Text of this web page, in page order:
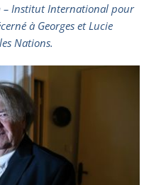
– Institut International pour
à Georges et Lucie
Nations.